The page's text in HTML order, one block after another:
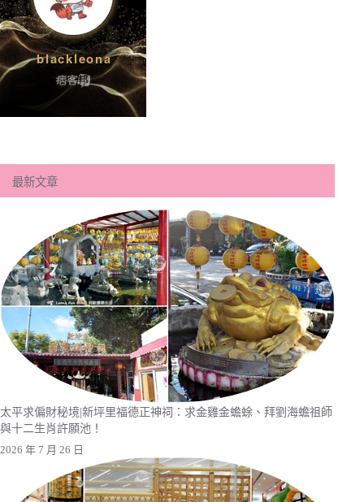
最新文章
太平求偏財秘境|新坪里福德正神祠：求金雞金蟾蜍、拜劉海蟾祖師
與十二生肖許願池！
2026 年 7 月 26 日